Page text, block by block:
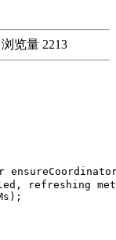
浏览量 2213
refreshing